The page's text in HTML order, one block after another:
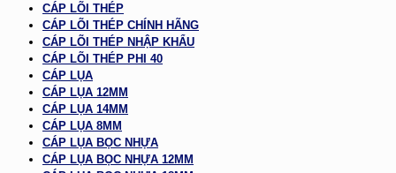
CÁP LÕI THÉP
CÁP LÕI THÉP CHÍNH HÃNG
CÁP LÕI THÉP NHẬP KHẨU
CÁP LÕI THÉP PHI 40
CÁP LỤA
CÁP LỤA 12MM
CÁP LỤA 14MM
CÁP LỤA 8MM
CÁP LỤA BỌC NHỰA
CÁP LỤA BỌC NHỰA 12MM